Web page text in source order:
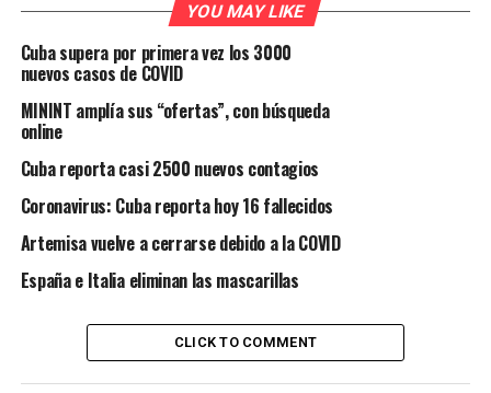
YOU MAY LIKE
Cuba supera por primera vez los 3000
nuevos casos de COVID
MININT amplía sus “ofertas”, con búsqueda
online
Cuba reporta casi 2500 nuevos contagios
Coronavirus: Cuba reporta hoy 16 fallecidos
Artemisa vuelve a cerrarse debido a la COVID
España e Italia eliminan las mascarillas
CLICK TO COMMENT